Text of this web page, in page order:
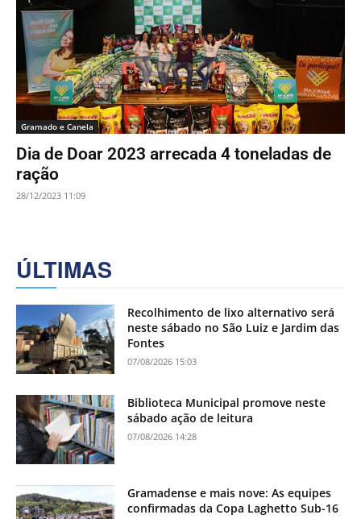
Gramado e Canela
Dia de Doar 2023 arrecada 4 toneladas de
ração
28/12/2023 11:09
ÚLTIMAS
Recolhimento de lixo alternativo será
neste sábado no São Luiz e Jardim das
Fontes
07/08/2026 15:03
Biblioteca Municipal promove neste
sábado ação de leitura
07/08/2026 14:28
Gramadense e mais nove: As equipes
confirmadas da Copa Laghetto Sub-16